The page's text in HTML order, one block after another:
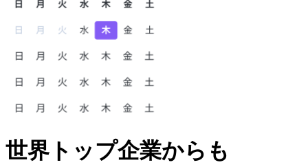
世界トップ企業からも